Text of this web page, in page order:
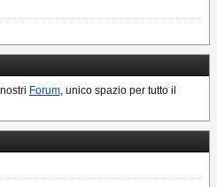
Forum, unico spazio per tutto il